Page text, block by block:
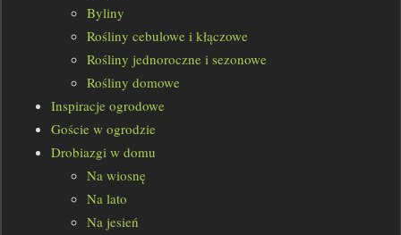
Byliny
Rośliny cebulowe i kłączowe
Rośliny jednoroczne i sezonowe
Rośliny domowe
Inspiracje ogrodowe
Goście w ogrodzie
Drobiazgi w domu
Na wiosnę
Na lato
Na jesień